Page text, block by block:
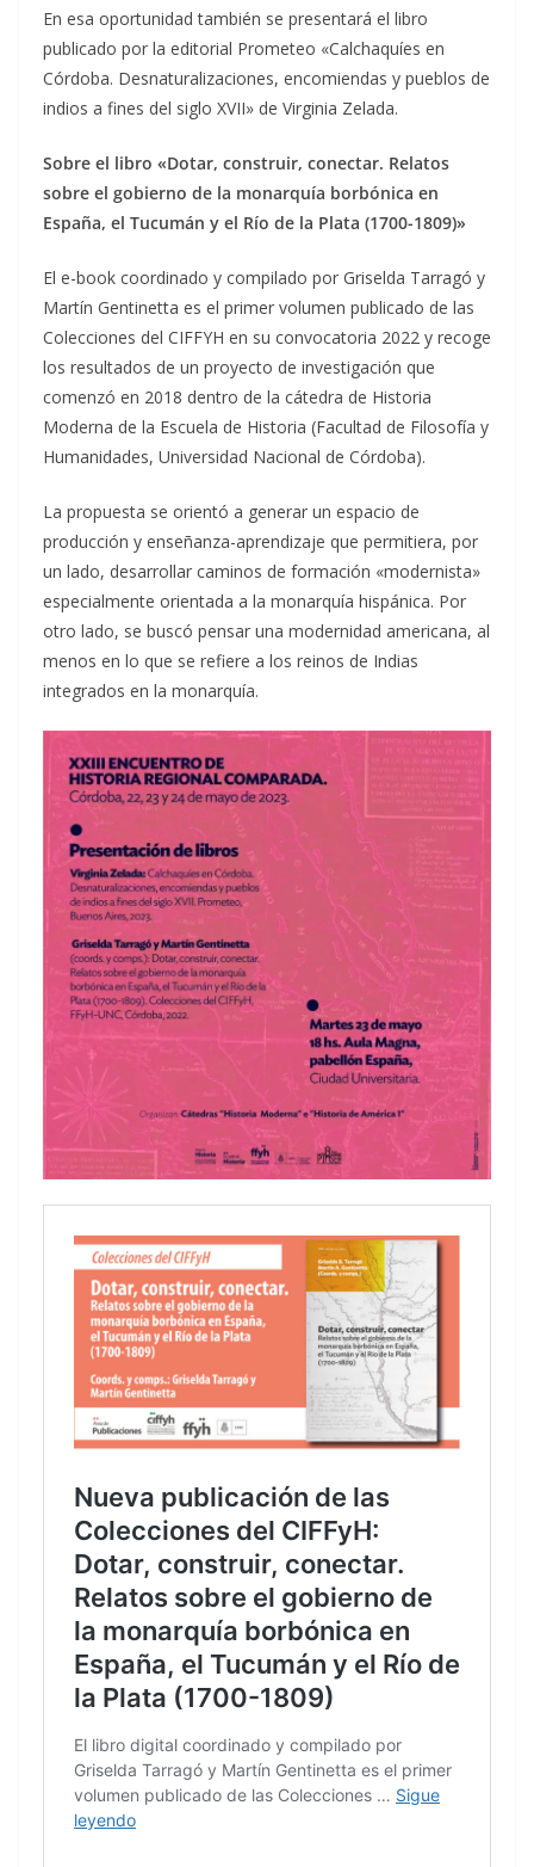
En esa oportunidad también se presentará el libro
publicado por la editorial Prometeo «Calchaquíes en
Córdoba. Desnaturalizaciones, encomiendas y pueblos de
indios a fines del siglo XVII» de Virginia Zelada.
Sobre el libro «Dotar, construir, conectar. Relatos
sobre el gobierno de la monarquía borbónica en
España, el Tucumán y el Río de la Plata (1700-1809)»
El e-book coordinado y compilado por Griselda Tarragó y
Martín Gentinetta es el primer volumen publicado de las
Colecciones del CIFFYH en su convocatoria 2022 y recoge
los resultados de un proyecto de investigación que
comenzó en 2018 dentro de la cátedra de Historia
Moderna de la Escuela de Historia (Facultad de Filosofía y
Humanidades, Universidad Nacional de Córdoba).
La propuesta se orientó a generar un espacio de
producción y enseñanza-aprendizaje que permitiera, por
un lado, desarrollar caminos de formación «modernista»
especialmente orientada a la monarquía hispánica. Por
otro lado, se buscó pensar una modernidad americana, al
menos en lo que se refiere a los reinos de Indias
integrados en la monarquía.